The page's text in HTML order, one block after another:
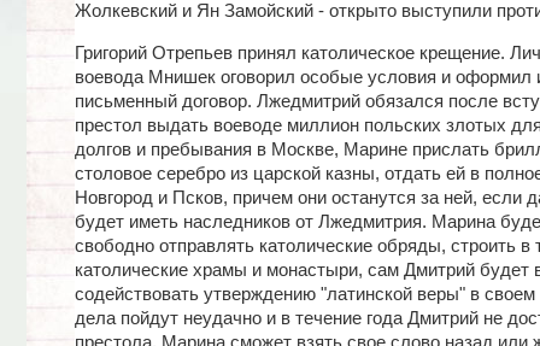
Жолкевский и Ян Замойский - открыто выступили
Григорий Отрепьев принял католическое крещение.
воевода Мнишек оговорил особые условия и оформил
письменный договор. Лжедмитрий обязался после
престол выдать воеводе миллион польских злотых
долгов и пребывания в Москве, Марине прислать
столовое серебро из царской казны, отдать ей в
Новгород и Псков, причем они останутся за ней, если
будет иметь наследников от Лжедмитрия. Марина
свободно отправлять католические обряды, строить в
католические храмы и монастыри, сам Дмитрий будет
содействовать утверждению "латинской веры" в
дела пойдут неудачно и в течение года Дмитрий не